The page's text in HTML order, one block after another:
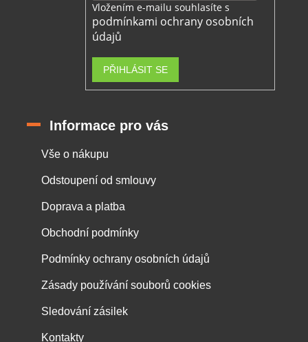
Vložením e-mailu souhlasíte s
podmínkami ochrany osobních
údajů
PŘIHLÁSIT SE
Informace pro vás
Vše o nákupu
Odstoupení od smlouvy
Doprava a platba
Obchodní podmínky
Podmínky ochrany osobních údajů
Zásady používání souborů cookies
Sledování zásilek
Kontakty